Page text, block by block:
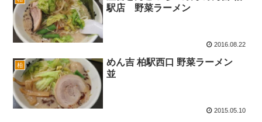
駅店 野菜ラーメン
2016.08.22
柏
めん吉 柏駅西口 野菜ラーメン
並
2015.05.10